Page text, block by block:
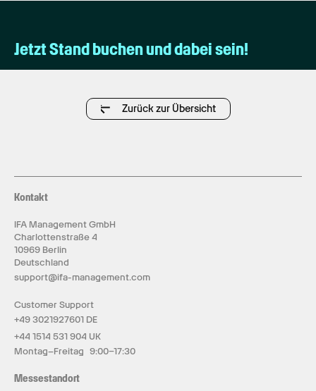
Jetzt Stand buchen und dabei sein!
Zurück zur Übersicht
Kontakt
IFA Management GmbH
Charlottenstraße 4
10969 Berlin
Deutschland
support@ifa-management.com
Customer Support
+49 3021927601 DE
+44 1514 531 904 UK
Montag–Freitag 9:00–17:30
Messestandort